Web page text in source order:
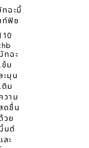
ฉะมิ้
ท์ฟิซ
ทฉะ
ข้ม
ะมุน
ติม
วาม
ดชื่น
วย
นต์
ละ